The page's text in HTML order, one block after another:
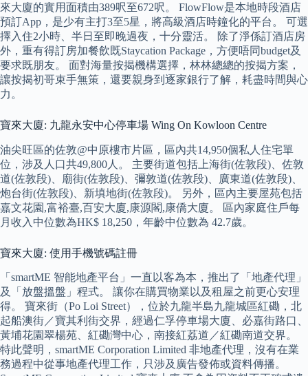
來大廈的實用面積由389呎至672呎。 FlowFlow是本地時段酒店
預訂App，是少有主打3至5星，將高級酒店時鐘化的平台。 可選
擇入住2小時、半日至即晚過夜，十分靈活。 除了淨係訂酒店房
外，重有得訂房加餐飲既Staycation Package，方便唔同budget及
要求既朋友。 面對海量按揭機構選擇，林林總總的按揭方案，
讓按揭初哥束手無策，還要親身到逐家銀行了解，耗盡時間與心
力。
寶來大廈: 九龍永安中心停車場 Wing On Kowloon Centre
油尖旺區的佐敦@中原樓市片區，區內共14,950個私人住宅單
位，涉及人口共49,800人。 主要街道包括上海街(佐敦段)、佐敦
道(佐敦段)、廟街(佐敦段)、彌敦道(佐敦段)、廣東道(佐敦段)、
炮台街(佐敦段)、新填地街(佐敦段)。 另外，區內主要屋苑包括
嘉文花園,富裕臺,百安大廈,康源閣,康僑大廈。 區內家庭住戶每
月收入中位數為HK$ 18,250，年齡中位數為 42.7歲。
寶來大廈: 使用手機號碼註冊
「smartME 智能地產平台」一直以客為本，推出了「地產代理」
及「放盤搵盤」程式。 讓你在購買物業以及租屋之前更心安理
得。 寶來街（Po Loi Street），位於九龍半島九龍城區紅磡，北
起船澳街／寶其利街交界，經過仁孚停車場大廈、必嘉街路口、
黃埔花園翠楊苑、紅磡灣中心，南接紅荔道／紅磡南道交界。
特此聲明，smartME Corporation Limited 非地產代理，沒有在業
務過程中從事地產代理工作，只涉及廣告發佈或資料傳播。